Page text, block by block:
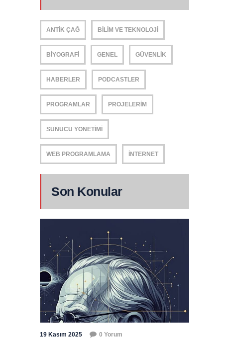
ANTIK ÇAĞ BILIM VE TEKNOLOJI
BIYOGRAFI GENEL GÜVENLIK
HABERLER PODCASTLER
PROGRAMLAR PROJELERIM
SUNUCU YÖNETIMI
WEB PROGRAMLAMA İNTERNET
Son Konular
19 Kasım 2025 0 Yorum